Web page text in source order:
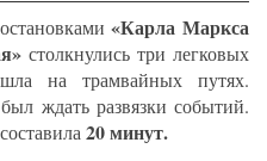
«Карла Маркса
столкнулись три легковых
на трамвайных путях.
ждать развязки событий.
20 минут.